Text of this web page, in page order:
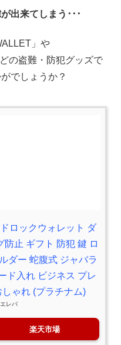
出来てしまう･･･
」や
の盗難・防犯グッズで
でしょうか？
ロックウォレット ダ
止 ギフト 防犯 鍵 ロ
ダー 蛇腹式 ジャバラ
ド入れ ビジネス プレ
ゃれ (プラチナム)
レバ
楽天市場